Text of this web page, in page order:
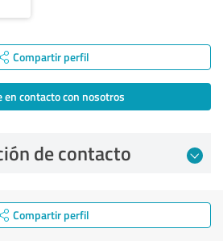
Compartir perfil
en contacto con nosotros
de contacto
Compartir perfil